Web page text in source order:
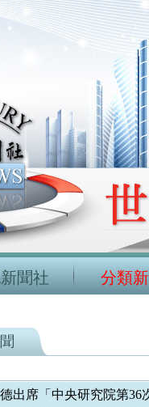
聞社 分類
出席「中央研究院第36